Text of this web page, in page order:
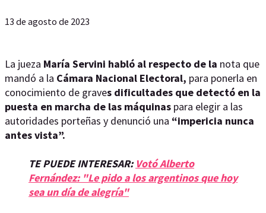
13 de agosto de 2023
La jueza María Servini habló al respecto de la nota que
mandó a la Cámara Nacional Electoral, para ponerla en
conocimiento de graves dificultades que detectó en la
puesta en marcha de las máquinas para elegir a las
autoridades porteñas y denunció una “impericia nunca
antes vista”.
TE PUEDE INTERESAR:Votó Alberto
Fernández: "Le pido a los argentinos que hoy
sea un día de alegría"